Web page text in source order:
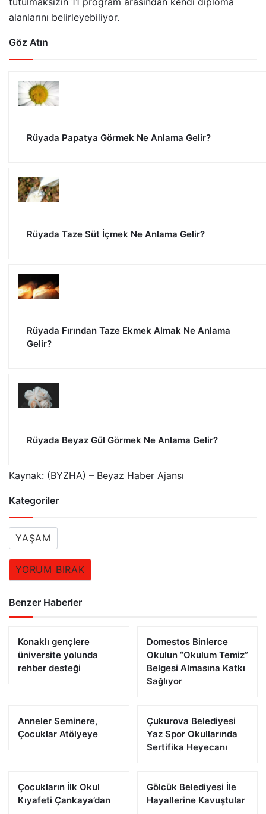
alanlarını belirleyebiliyor.
Göz Atın
Rüyada Papatya Görmek Ne Anlama Gelir?
Rüyada Taze Süt İçmek Ne Anlama Gelir?
Rüyada Fırından Taze Ekmek Almak Ne Anlama
Gelir?
Rüyada Beyaz Gül Görmek Ne Anlama Gelir?
Kaynak: (BYZHA) – Beyaz Haber Ajansı
Kategoriler
YAŞAM
YORUM BIRAK
Benzer Haberler
Konaklı gençlere
üniversite yolunda
rehber desteği
Domestos Binlerce
Okulun “Okulum Temiz”
Belgesi Almasına Katkı
Sağlıyor
Anneler Seminere,
Çocuklar Atölyeye
Çukurova Belediyesi
Yaz Spor Okullarında
Sertifika Heyecanı
Çocukların İlk Okul
Kıyafeti Çankaya’dan
Gölcük Belediyesi İle
Hayallerine Kavuştular